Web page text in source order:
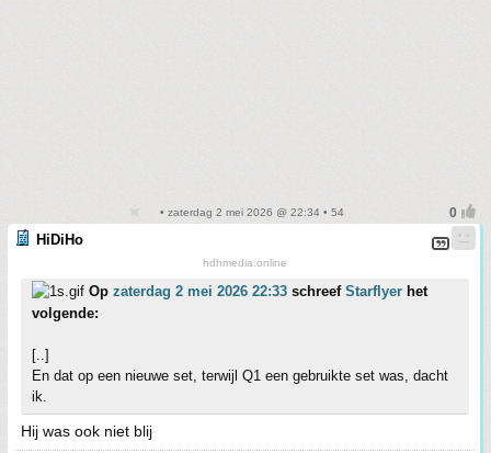
• zaterdag 2 mei 2026 @ 22:34 • 54
HiDiHo
hdhmedia.online
Op zaterdag 2 mei 2026 22:33 schreef Starflyer het
volgende:
[..]
En dat op een nieuwe set, terwijl Q1 een gebruikte set was, dacht
ik.
Hij was ook niet blij